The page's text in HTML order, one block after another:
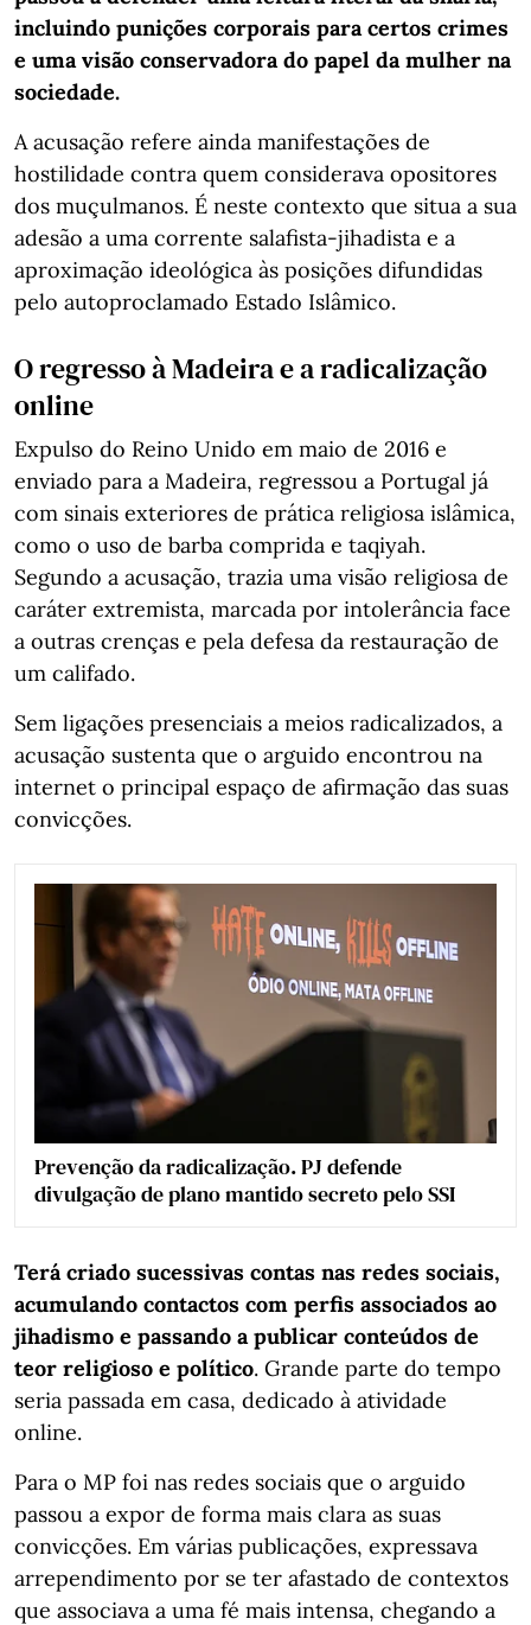
incluindo punições corporais para certos crimes
e uma visão conservadora do papel da mulher na
sociedade.
A acusação refere ainda manifestações de
hostilidade contra quem considerava opositores
dos muçulmanos. É neste contexto que situa a sua
adesão a uma corrente salafista-jihadista e a
aproximação ideológica às posições difundidas
pelo autoproclamado Estado Islâmico.
O regresso à Madeira e a radicalização
online
Expulso do Reino Unido em maio de 2016 e
enviado para a Madeira, regressou a Portugal já
com sinais exteriores de prática religiosa islâmica,
como o uso de barba comprida e taqiyah.
Segundo a acusação, trazia uma visão religiosa de
caráter extremista, marcada por intolerância face
a outras crenças e pela defesa da restauração de
um califado.
Sem ligações presenciais a meios radicalizados, a
acusação sustenta que o arguido encontrou na
internet o principal espaço de afirmação das suas
convicções.
Prevenção da radicalização. PJ defende
divulgação de plano mantido secreto pelo SSI
Terá criado sucessivas contas nas redes sociais,
acumulando contactos com perfis associados ao
jihadismo e passando a publicar conteúdos de
teor religioso e político. Grande parte do tempo
seria passada em casa, dedicado à atividade
online.
Para o MP foi nas redes sociais que o arguido
passou a expor de forma mais clara as suas
convicções. Em várias publicações, expressava
arrependimento por se ter afastado de contextos
que associava a uma fé mais intensa, chegando a